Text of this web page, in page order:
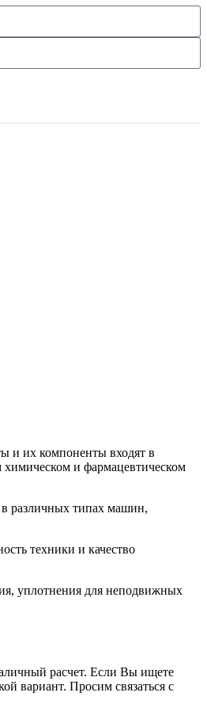
и их компоненты входят в
химическом и фармацевтическом
различных типах машин,
техники и качество
уплотнения для неподвижных
расчет. Если Вы ищете
вариант. Просим связаться с